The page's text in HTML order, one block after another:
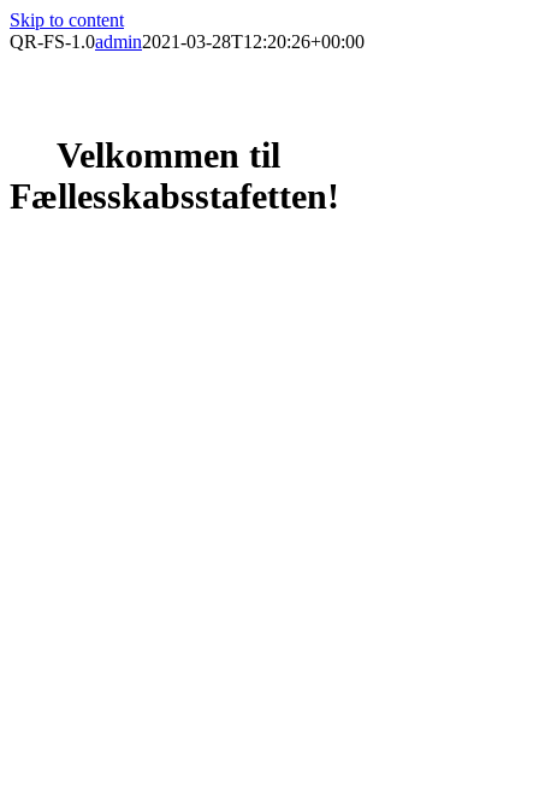
Skip to content
QR-FS-1.0admin2021-03-28T12:20:26+00:00
Velkommen til
Fællesskabsstafetten!